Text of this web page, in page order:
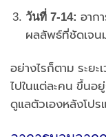
วันที่ 7-14: อาก
ผลลัพธ์ที่ชัดเจน
อย่างไรก็ตาม ระย
ไปในแต่ละคน ขึ้นอ
ดูแลตัวเองหลังโปร